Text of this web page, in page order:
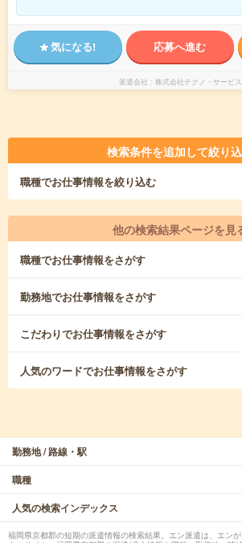
気になる! 応募へ進む
派遣会社 株式会社テクノ・サービス
検索条件を追加して絞り
職種でお仕事情報を絞り込む
他の検索結果ページを見
職種でお仕事情報をさがす
勤務地でお仕事情報をさがす
こだわりでお仕事情報をさがす
人気のワードでお仕事情報をさがす
勤務地 / 路線・駅
職種
人気の検索インデックス
福岡県京都郡の短期の派遣情報の検索結果。エン派遣は、エン